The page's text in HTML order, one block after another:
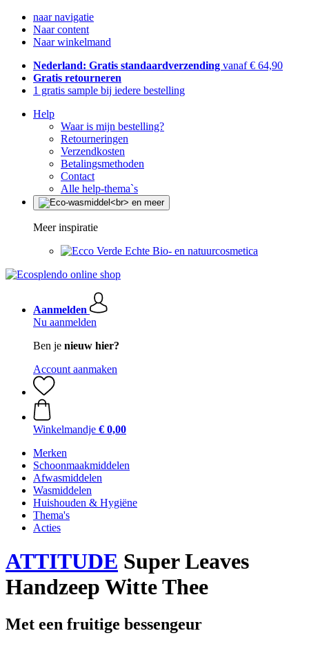
naar navigatie
Naar content
Naar winkelmand
Nederland: Gratis standaardverzending vanaf € 64,90
Gratis retourneren
1 gratis sample bij iedere bestelling
Help
Waar is mijn bestelling?
Retourneringen
Verzendkosten
Betalingsmethoden
Contact
Alle help-thema`s
Meer inspiratie
Echte Bio- en natuurcosmetica
Aanmelden
Nu aanmelden
Ben je nieuw hier?
Account aanmaken
Winkelmandje € 0,00
Merken
Schoonmaakmiddelen
Afwasmiddelen
Wasmiddelen
Huishouden & Hygiëne
Thema's
Acties
ATTITUDE Super Leaves
Handzeep Witte Thee
Met een fruitige bessengeur